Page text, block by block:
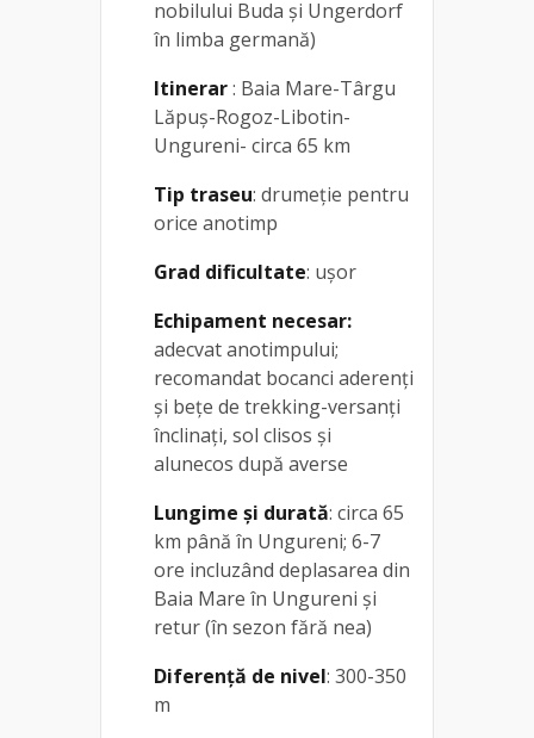
nobilului Buda și Ungerdorf
în limba germană)
Itinerar: Baia Mare-Târgu
Lăpuș-Rogoz-Libotin-
Ungureni- circa 65 km
Tip traseu: drumeție pentru
orice anotimp
Grad dificultate: ușor
Echipament necesar:
adecvat anotimpului;
recomandat bocanci aderenți
și bețe de trekking-versanți
înclinați, sol clisos și
alunecos după averse
Lungime și durată: circa 65
km până în Ungureni; 6-7
ore incluzând deplasarea din
Baia Mare în Ungureni și
retur (în sezon fără nea)
Diferență de nivel: 300-350
m